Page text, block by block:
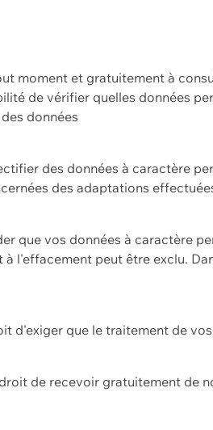
moment et gratuitement à
de vérifier quelles données
données
des données à caractère
des adaptations
que vos données à caractère
l'effacement peut être exclu.
d'exiger que le traitement de
de recevoir gratuitement de